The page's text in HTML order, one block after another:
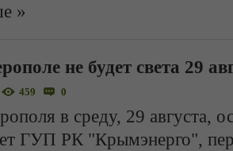
»
не будет света 29
459 0
в среду, 29 августа,
ГУП РК "Крымэнерго",